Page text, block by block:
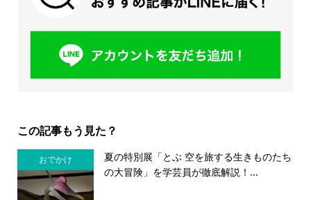
この記事もう見た？
おでかけ
夏の特別展「とぶ 空を旅する生きものたち
の大冒険」を学芸員が徹底解説！...